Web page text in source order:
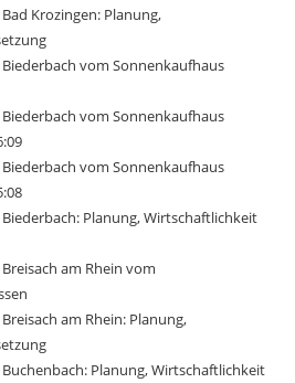
Krozingen: Planung,
vom Sonnenkaufhaus
vom Sonnenkaufhaus
vom Sonnenkaufhaus
Planung, Wirtschaftlichkeit
am Rhein vom
am Rhein: Planung,
Planung, Wirtschaftlichkeit